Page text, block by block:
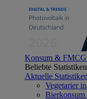
Konsum & FMCG
Beliebte Statistiken
Aktuelle Statistiken
Vegetarier